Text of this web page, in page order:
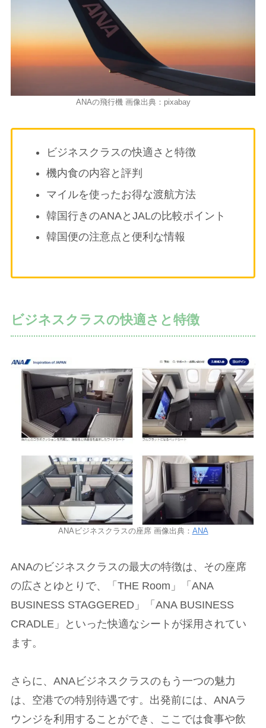
ANAの飛行機 画像出典：pixabay
ビジネスクラスの快適さと特徴
機内食の内容と評判
マイルを使ったお得な渡航方法
韓国行きのANAとJALの比較ポイント
韓国便の注意点と便利な情報
ビジネスクラスの快適さと特徴
ANAビジネスクラスの座席 画像出典： ANA
ANAのビジネスクラスの最大の特徴は、その座席
の広さとゆとりで、「THE Room」「ANA
BUSINESS STAGGERED」「ANA BUSINESS
CRADLE」といった快適なシートが採用されてい
ます。
さらに、ANAビジネスクラスのもう一つの魅力
は、空港での特別待遇です。出発前には、ANAラ
ウンジを利用することができ、ここでは食事や飲